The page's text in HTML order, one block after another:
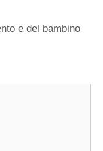
e del bambino